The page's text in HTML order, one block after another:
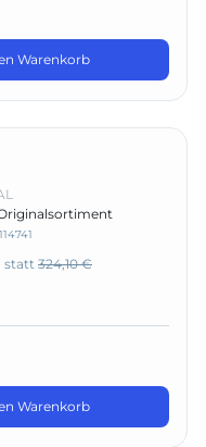
Warenkorb
statt 324,10 €
Warenkorb